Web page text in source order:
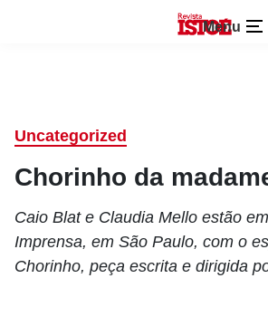
Menu
Uncategorized
Chorinho da
Caio Blat e Claudia Mello estão
Imprensa, em São Paulo, com o
Chorinho, peça escrita e dirigida